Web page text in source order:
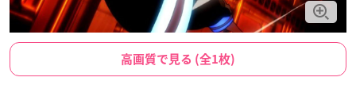
高画質で見る (全1枚)